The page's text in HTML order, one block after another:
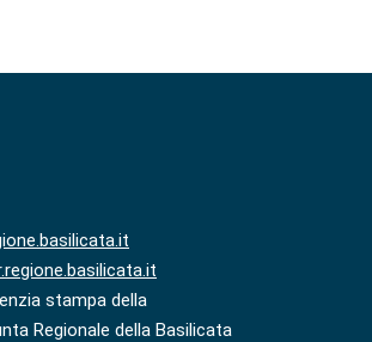
stampa della
Regionale della Basilicata